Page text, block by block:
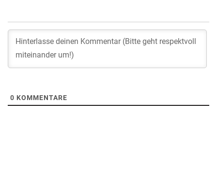
0 KOMMENTARE